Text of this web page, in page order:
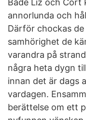
Både Liz och Cort
annorlunda och
Därför chockas
samhörighet de
varandra på
några heta dygn
innan det är dags
vardagen.
berättelse om ett